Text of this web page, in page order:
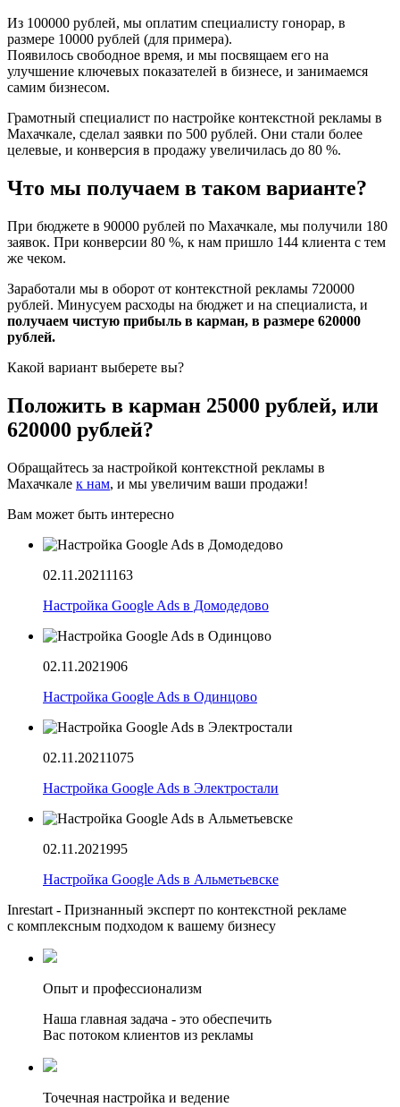
Из 100000 рублей, мы оплатим специалисту гонорар, в
размере 10000 рублей (для примера).
Появилось свободное время, и мы посвящаем его на
улучшение ключевых показателей в бизнесе, и занимаемся
самим бизнесом.
Грамотный специалист по настройке контекстной рекламы в
Махачкале, сделал заявки по 500 рублей. Они стали более
целевые, и конверсия в продажу увеличилась до 80 %.
Что мы получаем в таком варианте?
При бюджете в 90000 рублей по Махачкале, мы получили 180
заявок. При конверсии 80 %, к нам пришло 144 клиента с тем
же чеком.
Заработали мы в оборот от контекстной рекламы 720000
рублей. Минусуем расходы на бюджет и на специалиста, и
получаем чистую прибыль в карман, в размере 620000
рублей.
Какой вариант выберете вы?
Положить в карман 25000 рублей, или
620000 рублей?
Обращайтесь за настройкой контекстной рекламы в
Махачкале к нам, и мы увеличим ваши продажи!
Вам может быть интересно
02.11.20211163
Настройка Google Ads в Домодедово
02.11.2021906
Настройка Google Ads в Одинцово
02.11.20211075
Настройка Google Ads в Электростали
02.11.2021995
Настройка Google Ads в Альметьевске
Inrestart - Признанный эксперт по контекстной рекламе
с комплексным подходом к вашему бизнесу
Опыт и профессионализм
Наша главная задача - это обеспечить
Вас потоком клиентов из рекламы
Точечная настройка и ведение